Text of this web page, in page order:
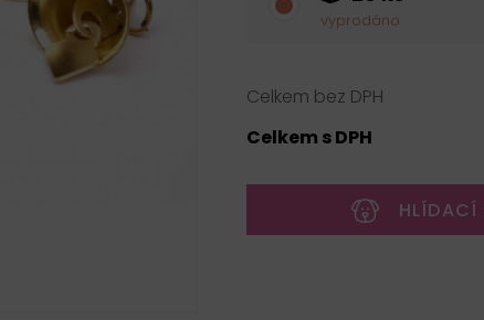
vyprodáno
Celkem bez DPH
Celkem s DPH
HLÍDACÍ